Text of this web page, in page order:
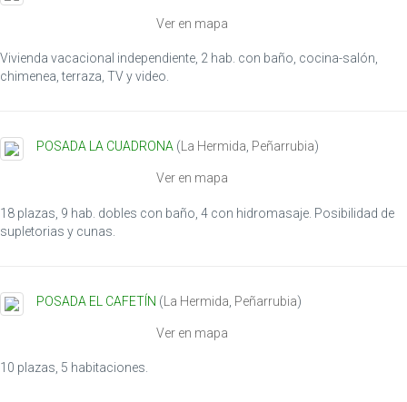
Ver en mapa
Vivienda vacacional independiente, 2 hab. con baño, cocina-salón,
chimenea, terraza, TV y video.
POSADA LA CUADRONA ( La Hermida Peñarrubia)
Ver en mapa
18 plazas, 9 hab. dobles con baño, 4 con hidromasaje. Posibilidad de
supletorias y cunas.
POSADA EL CAFETÍN (La Hermida Peñarrubia)
Ver en mapa
10 plazas, 5 habitaciones.